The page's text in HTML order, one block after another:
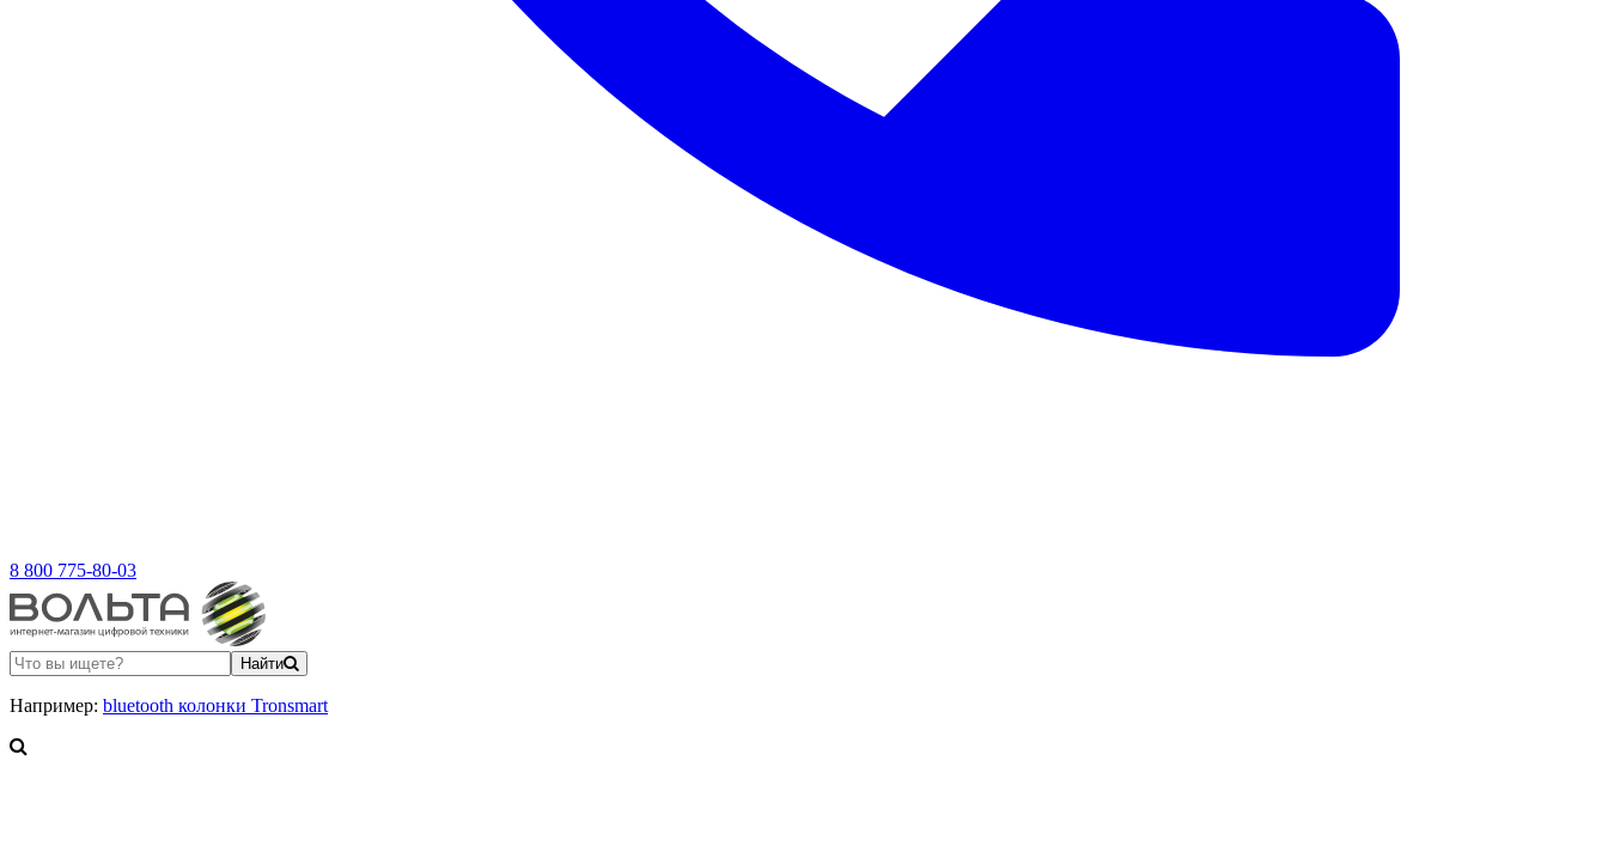
8 800 775-80-03
Найти
Например: bluetooth колонки Tronsmart